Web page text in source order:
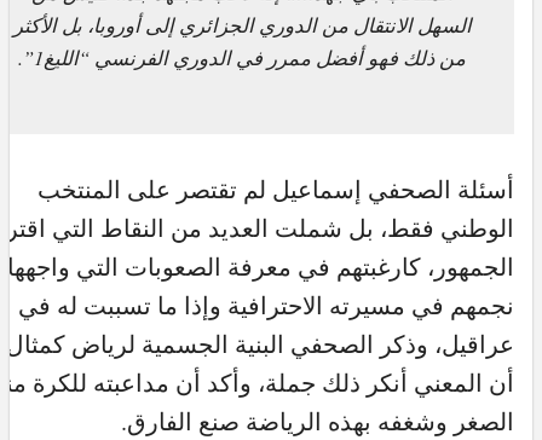
السهل الانتقال من الدوري الجزائري إلى أوروبا، بل الأكثر
من ذلك فهو أفضل ممرر في الدوري الفرنسي “الليغ1”.
أسئلة الصحفي إسماعيل لم تقتصر على المنتخب
الوطني فقط، بل شملت العديد من النقاط التي
الجمهور، كارغبتهم في معرفة الصعوبات التي واجهها
نجمهم في مسيرته الاحترافية وإذا ما تسببت له في
عراقيل، وذكر الصحفي البنية الجسمية لرياض كمثال،
أن المعني أنكر ذلك جملة، وأكد أن مداعبته للكرة
الصغر وشغفه بهذه الرياضة صنع الفارق.